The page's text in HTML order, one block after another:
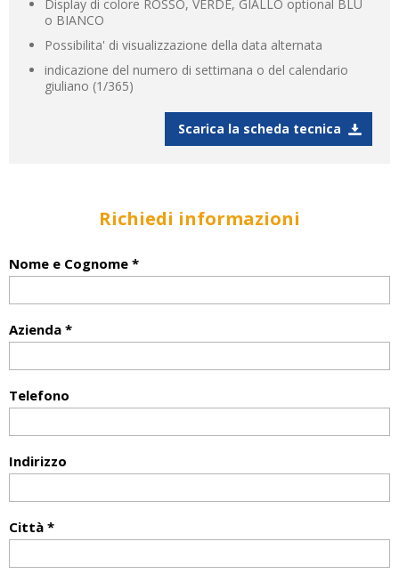
Display di colore ROSSO, VERDE, GIALLO optional BLU
o BIANCO
Possibilita' di visualizzazione della data alternata
indicazione del numero di settimana o del calendario
giuliano (1/365)
Scarica la scheda tecnica
Richiedi informazioni
Nome e Cognome *
Azienda *
Telefono
Indirizzo
Città *